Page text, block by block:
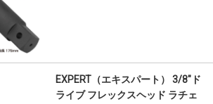
EXPERT（エキスパート） 3/8"ド
ライブ フレックスヘッド ラチェ